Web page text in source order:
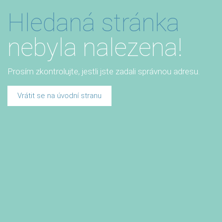
Hledaná stránka
nebyla nalezena!
Prosím zkontrolujte, jestli jste zadali správnou adresu.
Vrátit se na úvodní stranu